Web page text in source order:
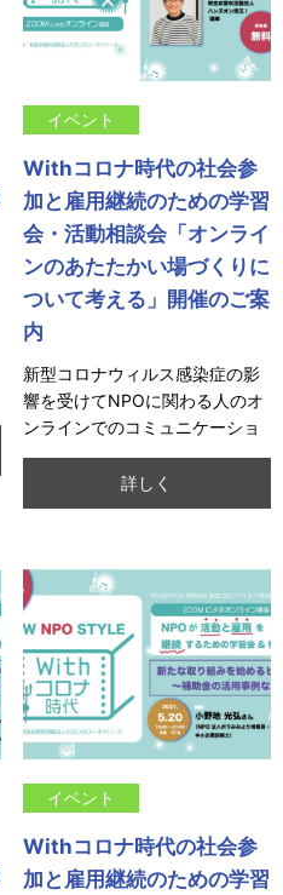
イベント
Withコロナ時代の社会参
加と雇用継続のための学習
会・活動相談会「オンライ
ンのあたたかい場づくりに
ついて考える」開催のご案
内
新型コロナウィルス感染症の影
響を受けてNPOに関わる人のオ
ンラインでのコミュニケーショ
ンが広がっています。積極的に
活用できる人、苦
詳しく
イベント
Withコロナ時代の社会参
加と雇用継続のための学習